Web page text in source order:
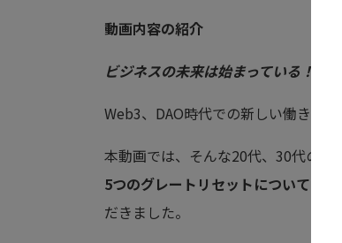
動画内容の紹介
ビジネスの未来は始まっている！？
Web3、DAO時代での新しい働き方
本動画では、そんな20代、30代の
5つのグレートリセットについてのご
だきました。